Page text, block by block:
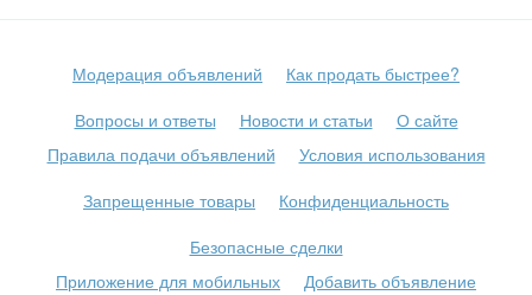
Модерация объявлений
Как продать быстрее?
Вопросы и ответы
Новости и статьи
О сайте
Правила подачи объявлений
Условия использования
Запрещенные товары
Конфиденциальность
Безопасные сделки
Приложение для мобильных
Добавить объявление